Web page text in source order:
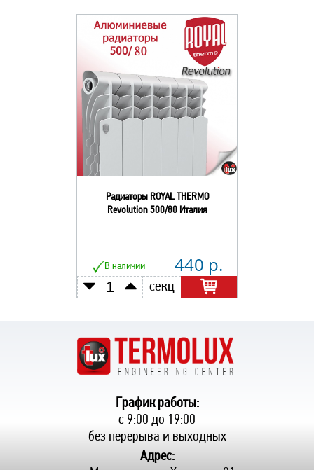
Радиаторы ROYAL THERMO
Revolution 500/80 Италия
В наличии 440 р.
секц
График работы:
с 9:00 до 19:00
без перерыва и выходных
Адрес: